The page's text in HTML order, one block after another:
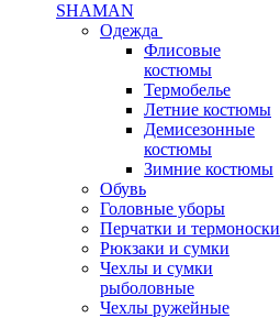
SHAMAN
Одежда
Флисовые
костюмы
Термобелье
Летние костюмы
Демисезонные
костюмы
Зимние костюмы
Обувь
Головные уборы
Перчатки и термоноски
Рюкзаки и сумки
Чехлы и сумки
рыболовные
Чехлы ружейные